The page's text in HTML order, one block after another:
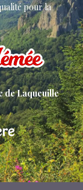
pour la
de Laqueuille